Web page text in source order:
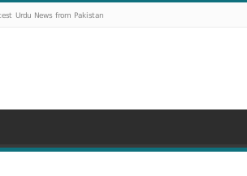
Urdu News from Pakistan